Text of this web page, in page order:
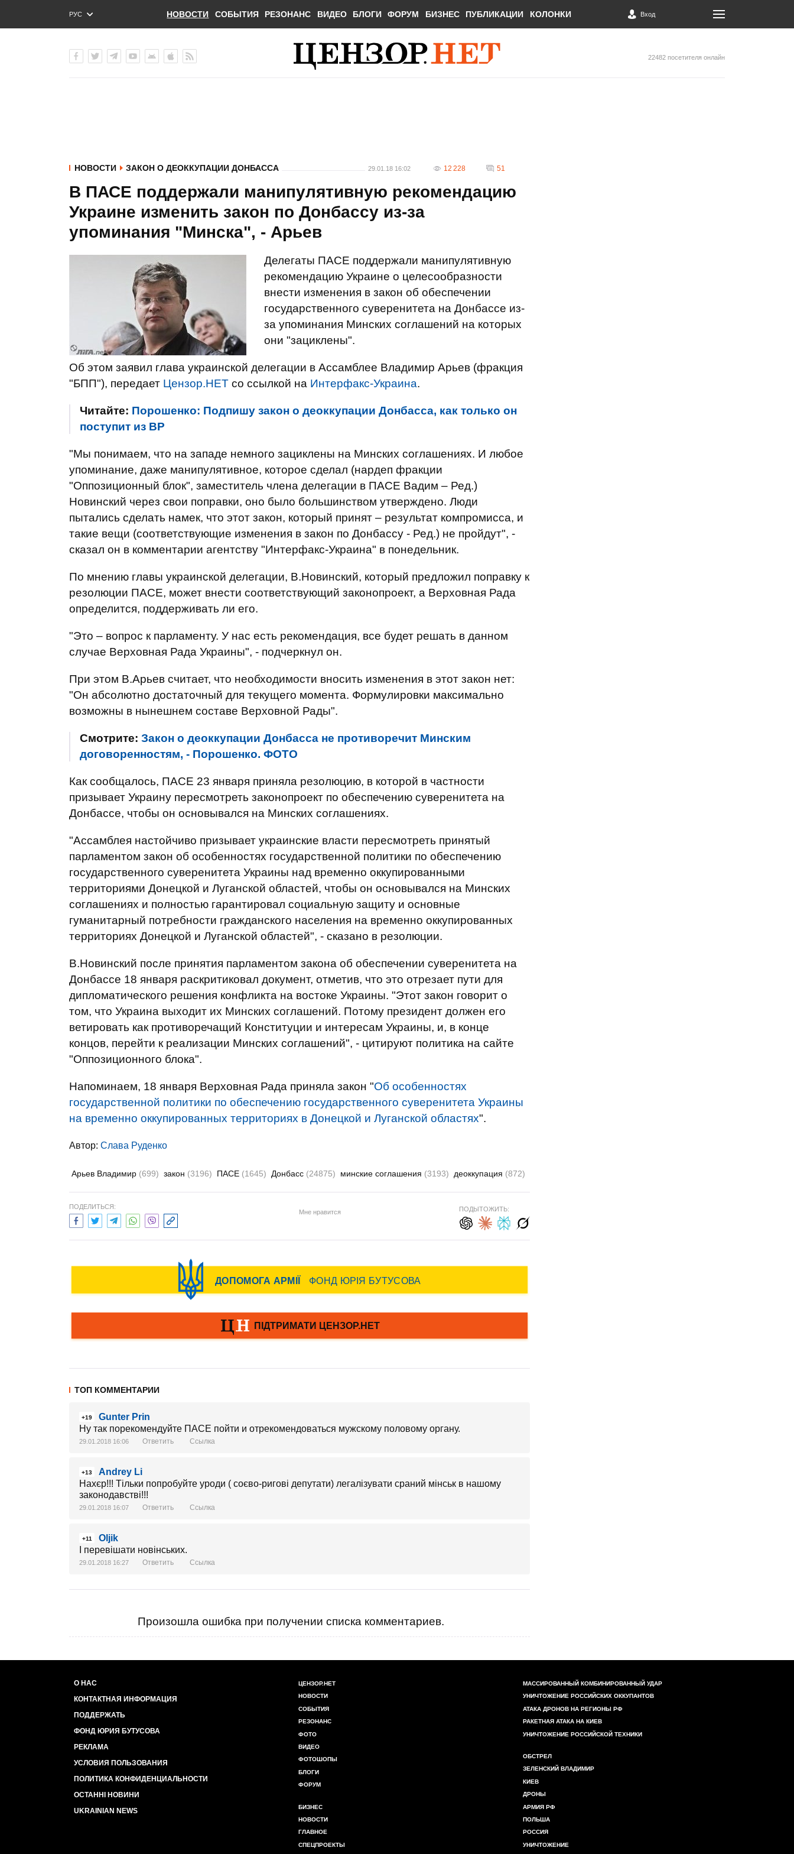
РУС
ENG
НОВОСТИ СОБЫТИЯ РЕЗОНАНС ВИДЕО БЛОГИ ФОРУМ БИЗНЕС ПУБЛИКАЦИИ КОЛОНКИ Вход
22482 посетителя онлайн
НОВОСТИ ЗАКОН О ДЕОККУПАЦИИ ДОНБАССА 29.01.18 16:02 12 228 51
В ПАСЕ поддержали манипулятивную рекомендацию
Украине изменить закон по Донбассу из-за
упоминания "Минска", - Арьев
Делегаты ПАСЕ поддержали манипулятивную
рекомендацию Украине о целесообразности
внести изменения в закон об обеспечении
государственного суверенитета на Донбассе из-
за упоминания Минских соглашений на которых
они "зациклены".
Об этом заявил глава украинской делегации в Ассамблее Владимир Арьев (фракция
"БПП"), передает Цензор.НЕТ со ссылкой на Интерфакс-Украина.
Читайте: Порошенко: Подпишу закон о деоккупации Донбасса, как только он
поступит из ВР
"Мы понимаем, что на западе немного зациклены на Минских соглашениях. И любое
упоминание, даже манипулятивное, которое сделал (нардеп фракции
"Оппозиционный блок", заместитель члена делегации в ПАСЕ Вадим – Ред.)
Новинский через свои поправки, оно было большинством утверждено. Люди
пытались сделать намек, что этот закон, который принят – результат компромисса, и
такие вещи (соответствующие изменения в закон по Донбассу - Ред.) не пройдут", -
сказал он в комментарии агентству "Интерфакс-Украина" в понедельник.
По мнению главы украинской делегации, В.Новинский, который предложил поправку к
резолюции ПАСЕ, может внести соответствующий законопроект, а Верховная Рада
определится, поддерживать ли его.
"Это – вопрос к парламенту. У нас есть рекомендация, все будет решать в данном
случае Верховная Рада Украины", - подчеркнул он.
При этом В.Арьев считает, что необходимости вносить изменения в этот закон нет:
"Он абсолютно достаточный для текущего момента. Формулировки максимально
возможны в нынешнем составе Верховной Рады".
Смотрите: Закон о деоккупации Донбасса не противоречит Минским
договоренностям, - Порошенко. ФОТО
Как сообщалось, ПАСЕ 23 января приняла резолюцию, в которой в частности
призывает Украину пересмотреть законопроект по обеспечению суверенитета на
Донбассе, чтобы он основывался на Минских соглашениях.
"Ассамблея настойчиво призывает украинские власти пересмотреть принятый
парламентом закон об особенностях государственной политики по обеспечению
государственного суверенитета Украины над временно оккупированными
территориями Донецкой и Луганской областей, чтобы он основывался на Минских
соглашениях и полностью гарантировал социальную защиту и основные
гуманитарный потребности гражданского населения на временно оккупированных
территориях Донецкой и Луганской областей", - сказано в резолюции.
В.Новинский после принятия парламентом закона об обеспечении суверенитета на
Донбассе 18 января раскритиковал документ, отметив, что это отрезает пути для
дипломатического решения конфликта на востоке Украины. "Этот закон говорит о
том, что Украина выходит их Минских соглашений. Потому президент должен его
ветировать как противоречащий Конституции и интересам Украины, и, в конце
концов, перейти к реализации Минских соглашений", - цитируют политика на сайте
"Оппозиционного блока".
Напоминаем, 18 января Верховная Рада приняла закон "Об особенностях
государственной политики по обеспечению государственного суверенитета Украины
на временно оккупированных территориях в Донецкой и Луганской областях".
Автор: Слава Руденко
Арьев Владимир (699) закон (3196) ПАСЕ (1645) Донбасс (24875) минские соглашения (3193) деоккупация (872)
ПОДЕЛИТЬСЯ:
Мне нравится ПОДЫТОЖИТЬ:
ТОП КОММЕНТАРИИ
+19
Gunter Prin
Ну так порекомендуйте ПАСЕ пойти и отрекомендоваться мужскому половому органу.
29.01.2018 16:06 Ответить Ссылка
+13
Andrey Li
Нахєр!!! Тільки попробуйте уроди ( соєво-ригові депутати) легалізувати сраний мінськ в нашому
законодавстві!!!
29.01.2018 16:07 Ответить Ссылка
+11
Oljik
І перевішати новінських.
29.01.2018 16:27 Ответить Ссылка
Произошла ошибка при получении списка комментариев.
О НАС
КОНТАКТНАЯ ИНФОРМАЦИЯ
ПОДДЕРЖАТЬ
ФОНД ЮРИЯ БУТУСОВА
РЕКЛАМА
УСЛОВИЯ ПОЛЬЗОВАНИЯ
ПОЛИТИКА КОНФИДЕНЦИАЛЬНОСТИ
ОСТАННІ НОВИНИ
UKRAINIAN NEWS
ЦЕНЗОР.НЕТ
НОВОСТИ
СОБЫТИЯ
РЕЗОНАНС
ФОТО
ВИДЕО
ФОТОШОПЫ
БЛОГИ
ФОРУМ
БИЗНЕС
НОВОСТИ
ГЛАВНОЕ
СПЕЦПРОЕКТЫ
МАССИРОВАННЫЙ КОМБИНИРОВАННЫЙ УДАР
УНИЧТОЖЕНИЕ РОССИЙСКИХ ОККУПАНТОВ
АТАКА ДРОНОВ НА РЕГИОНЫ РФ
РАКЕТНАЯ АТАКА НА КИЕВ
УНИЧТОЖЕНИЕ РОССИЙСКОЙ ТЕХНИКИ
ОБСТРЕЛ
ЗЕЛЕНСКИЙ ВЛАДИМИР
КИЕВ
ДРОНЫ
АРМИЯ РФ
ПОЛЬША
РОССИЯ
УНИЧТОЖЕНИЕ